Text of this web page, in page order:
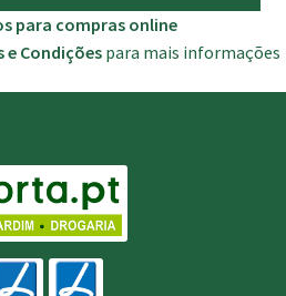
para compras online
e Condições para mais informações